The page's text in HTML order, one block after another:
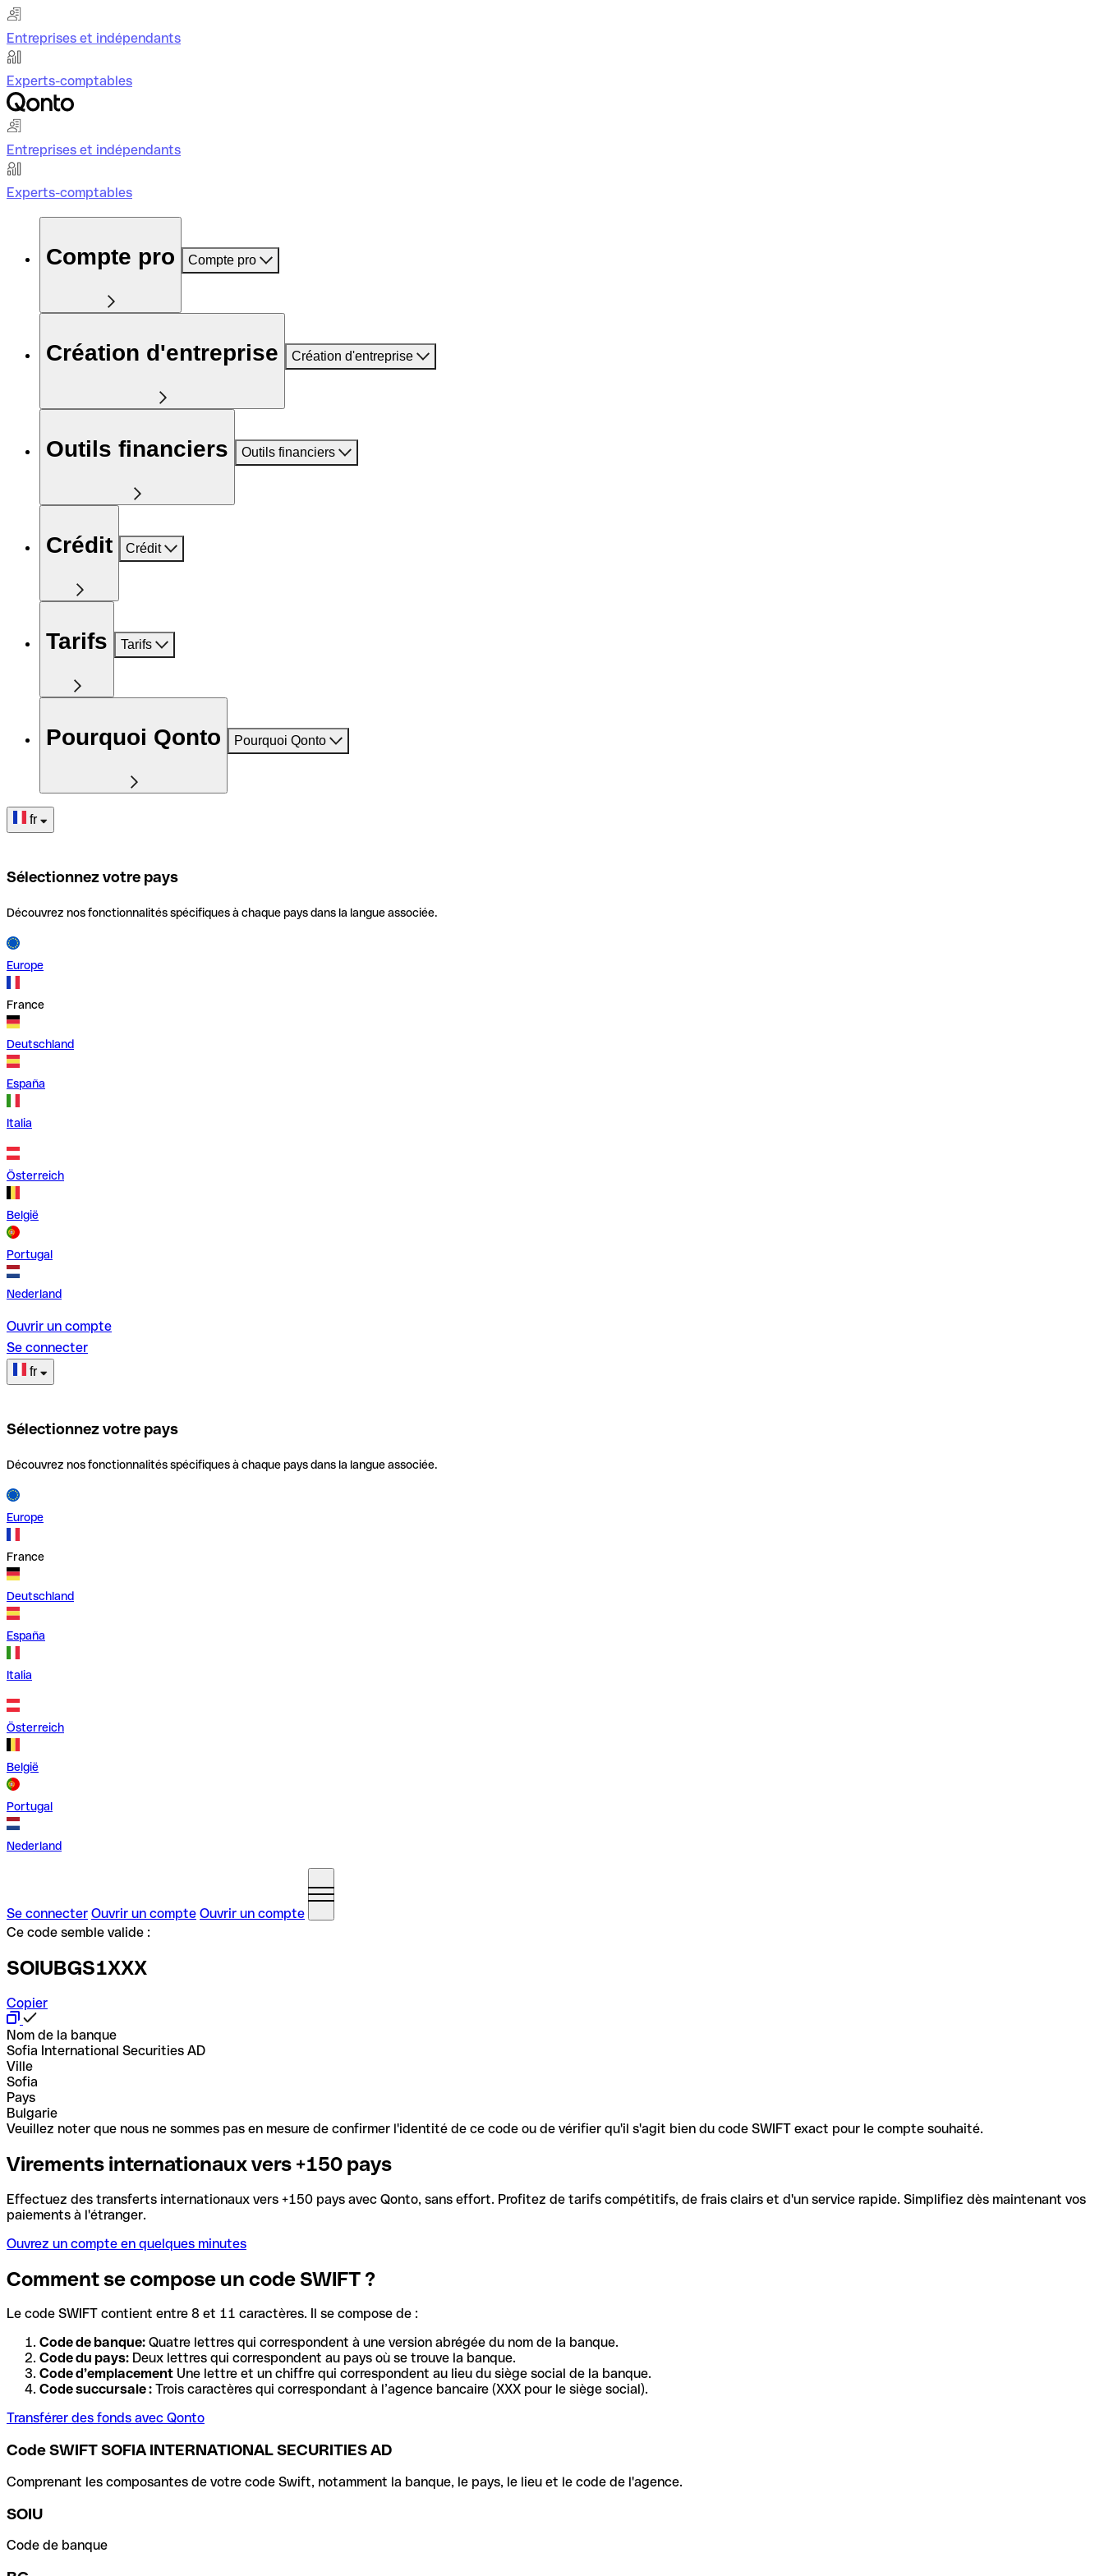
Entreprises et indépendants
Experts-comptables
Entreprises et indépendants
Experts-comptables
Compte pro Compte pro
Création d'entreprise Création d'entreprise
Outils financiers Outils financiers
Crédit Crédit
Tarifs Tarifs
Pourquoi Qonto Pourquoi Qonto
fr
Sélectionnez votre pays
Découvrez nos fonctionnalités spécifiques à chaque pays dans la langue associée.
Europe
France
Deutschland
España
Italia
Österreich
België
Portugal
Nederland
Ouvrir un compte
Se connecter
fr
Sélectionnez votre pays
Découvrez nos fonctionnalités spécifiques à chaque pays dans la langue associée.
Europe
France
Deutschland
España
Italia
Österreich
België
Portugal
Nederland
Se connecter Ouvrir un compte Ouvrir un compte
Ce code semble valide :
SOIUBGS1XXX
Copier
Nom de la banque
Sofia International Securities AD
Ville
Sofia
Pays
Bulgarie
Veuillez noter que nous ne sommes pas en mesure de confirmer l'identité de ce code ou de vérifier qu'il s'agit bien du code SWIFT exact pour le compte souhaité.
Virements internationaux vers +150 pays
Effectuez des transferts internationaux vers +150 pays avec Qonto, sans effort. Profitez de tarifs compétitifs, de frais clairs et d'un service rapide. Simplifiez dès maintenant vos
paiements à l'étranger.
Ouvrez un compte en quelques minutes
Comment se compose un code SWIFT ?
Le code SWIFT contient entre 8 et 11 caractères. Il se compose de :
Code de banque: Quatre lettres qui correspondent à une version abrégée du nom de la banque.
Code du pays: Deux lettres qui correspondent au pays où se trouve la banque.
Code d’emplacement Une lettre et un chiffre qui correspondent au lieu du siège social de la banque.
Code succursale : Trois caractères qui correspondant à l’agence bancaire (XXX pour le siège social).
Transférer des fonds avec Qonto
Code SWIFT SOFIA INTERNATIONAL SECURITIES AD
Comprenant les composantes de votre code Swift, notamment la banque, le pays, le lieu et le code de l'agence.
SOIU
Code de banque